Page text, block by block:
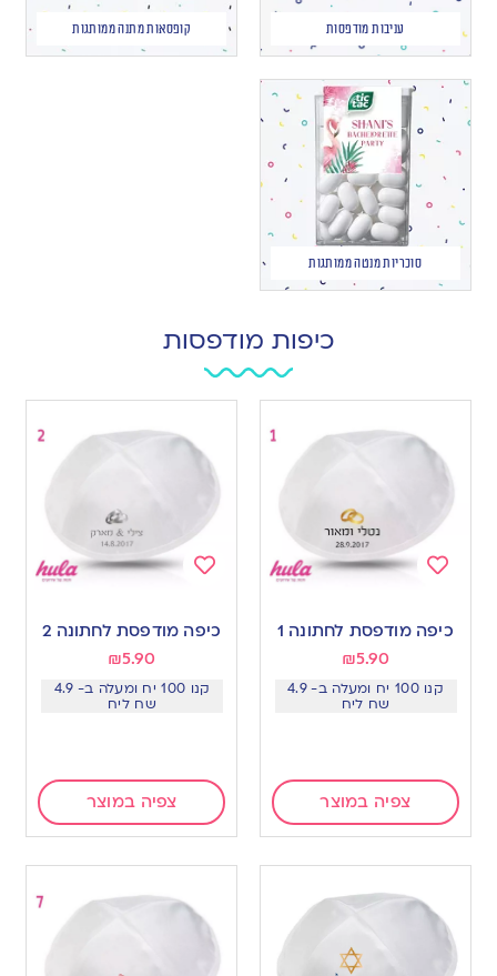
עניבות מודפסות קופסאות מתנה ממותגות
סוכריות מנטה ממותגות
כיפות מודפסות
to
wishlist
כיפה מודפסת לחתונה 1
₪5.90
קנו 100 יח ומעלה ב- 4.9
שח ליח
צפיה במוצר
to
wishlist
כיפה מודפסת לחתונה 2
₪5.90
קנו 100 יח ומעלה ב- 4.9
שח ליח
צפיה במוצר